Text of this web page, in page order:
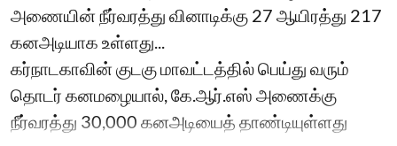
அணையின் நீர்வரத்து வினாடிக்கு 27 ஆயிரத்து 217
கனஅடியாக உள்ளது...
கர்நாடகாவின் குடகு மாவட்டத்தில் பெய்து வரும்
தொடர் கனமழையால், கே.ஆர்.எஸ் அணைக்கு
நீர்வரத்து 30,000 கனஅடியைத் தாண்டியுள்ளது